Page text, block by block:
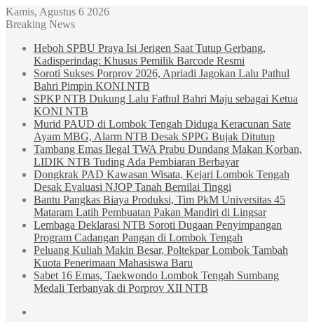
Kamis, Agustus 6 2026
Breaking News
Heboh SPBU Praya Isi Jerigen Saat Tutup Gerbang,
Kadisperindag: Khusus Pemilik Barcode Resmi
Soroti Sukses Porprov 2026, Apriadi Jagokan Lalu Pathul
Bahri Pimpin KONI NTB
SPKP NTB Dukung Lalu Fathul Bahri Maju sebagai Ketua
KONI NTB
Murid PAUD di Lombok Tengah Diduga Keracunan Sate
Ayam MBG, Alarm NTB Desak SPPG Bujak Ditutup
Tambang Emas Ilegal TWA Prabu Dundang Makan Korban,
LIDIK NTB Tuding Ada Pembiaran Berbayar
Dongkrak PAD Kawasan Wisata, Kejari Lombok Tengah
Desak Evaluasi NJOP Tanah Bernilai Tinggi
Bantu Pangkas Biaya Produksi, Tim PkM Universitas 45
Mataram Latih Pembuatan Pakan Mandiri di Lingsar
Lembaga Deklarasi NTB Soroti Dugaan Penyimpangan
Program Cadangan Pangan di Lombok Tengah
Peluang Kuliah Makin Besar, Poltekpar Lombok Tambah
Kuota Penerimaan Mahasiswa Baru
Sabet 16 Emas, Taekwondo Lombok Tengah Sumbang
Medali Terbanyak di Porprov XII NTB